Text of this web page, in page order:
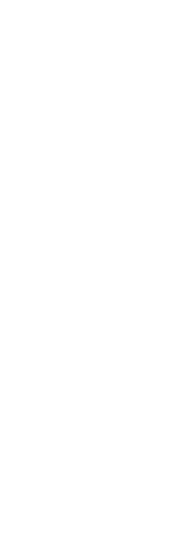
Previous and Next